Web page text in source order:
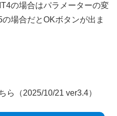
の場合はパラメーターの変
場合だとOKボタンが出ま
ら（2025/10/21 ver3.4）